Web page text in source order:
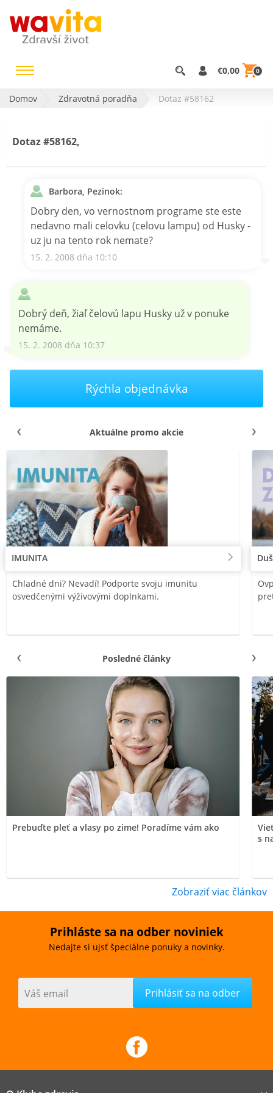
€0,00 0
Domov Zdravotná poradňa Dotaz #58162
Dotaz #58162,
Barbora, Pezinok:
Dobry den, vo vernostnom programe ste este
nedavno mali celovku (celovu lampu) od Husky -
uz ju na tento rok nemate?
15. 2. 2008 dňa 10:10
Dobrý deň, žiaľ čelovú lapu Husky už v ponuke
nemáme.
15. 2. 2008 dňa 10:37
Rýchla objednávka
Aktuálne promo akcie
IMUNITA
Chladné dni? Nevadí! Podporte svoju imunitu
osvedčenými výživovými doplnkami.
Posledné články
Prebuďte pleť a vlasy po zime! Poradíme vám ako
s
Zobraziť viac článkov
Prihláste sa na odber noviniek
Nedajte si ujsť špeciálne ponuky a novinky.
Váš email